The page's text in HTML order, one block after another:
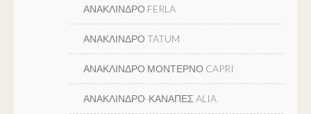
ΑΝΑΚΛΙΝΔΡΟ FERLA
ΑΝΑΚΛΙΝΔΡΟ TATUM
ΑΝΑΚΛΙΝΔΡΟ ΜΟΝΤΕΡΝΟ CAPRI
ΑΝΑΚΛΙΝΔΡΟ-ΚΑΝΑΠΕΣ ALIA